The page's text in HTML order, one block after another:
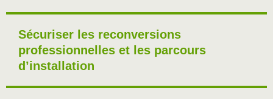
Sécuriser les reconversions
professionnelles et les parcours
d’installation